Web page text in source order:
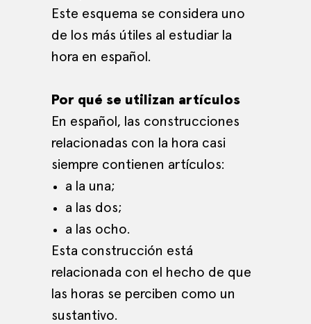
Este esquema se considera uno
de los más útiles al estudiar la
hora en español.
Por qué se utilizan artículos
En español, las construcciones
relacionadas con la hora casi
siempre contienen artículos:
a la una;
a las dos;
a las ocho.
Esta construcción está
relacionada con el hecho de que
las horas se perciben como un
sustantivo.